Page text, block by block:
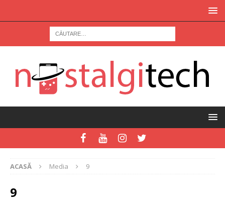
ACASĂ Media 9
9